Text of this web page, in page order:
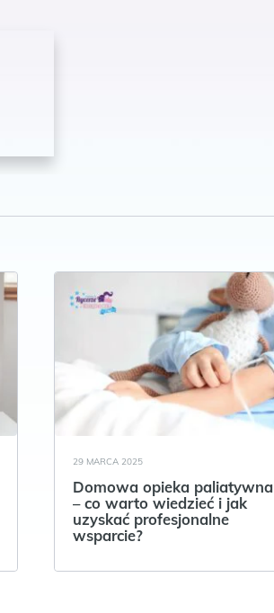
29 MARCA 2025
Domowa opieka paliatywna
– co warto wiedzieć i jak
uzyskać profesjonalne
wsparcie?